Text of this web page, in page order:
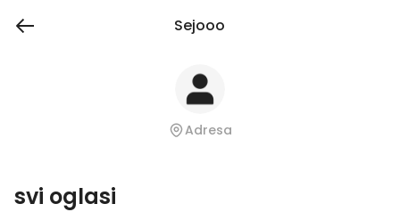
Sejooo
Adresa
svi oglasi